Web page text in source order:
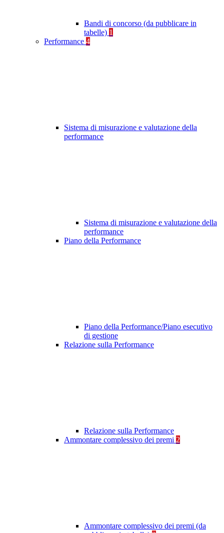
Bandi di concorso (da pubblicare in
tabelle) 1
Performance 4
Sistema di misurazione e valutazione della
performance
Sistema di misurazione e valutazione della
performance
Piano della Performance
Piano della Performance/Piano esecutivo
di gestione
Relazione sulla Performance
Relazione sulla Performance
Ammontare complessivo dei premi 2
Ammontare complessivo dei premi (da